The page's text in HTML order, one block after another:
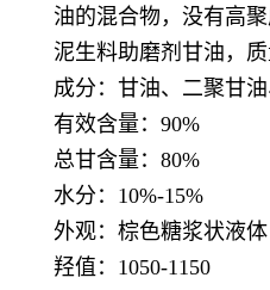
油的混合物，没有高
泥生料助磨剂甘油，
成分：甘油、二聚甘
有效含量：90%
总甘含量：80%
水分：10%-15%
外观：棕色糖浆状液体
羟值：1050-1150